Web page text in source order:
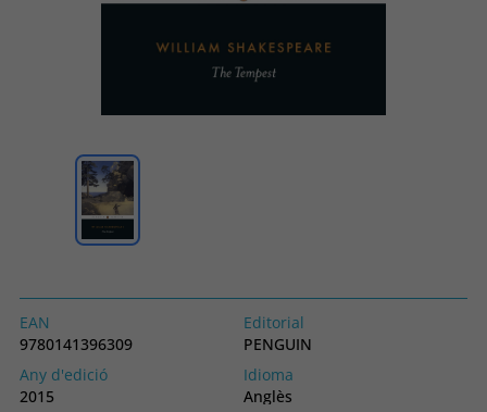
EAN
9780141396309
Editorial
PENGUIN
Any d'edició
2015
Idioma
Anglès